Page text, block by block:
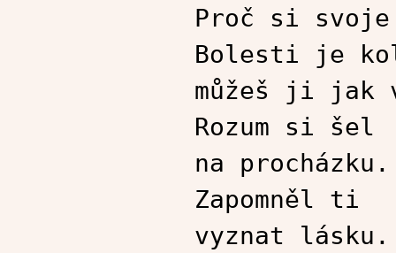
Proč si
Bolesti je
můžeš ji jak
Rozum si šel
na procházku.
Zapomněl ti
vyznat lásku.